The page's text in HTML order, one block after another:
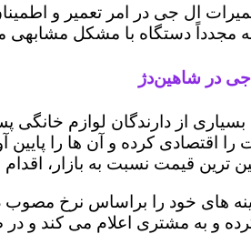
ال جی در امر تعمیر و
مجدداً دستگاه با مشکل
جی در شاهین‌دژ
بسیاری از دارندگان لوازم
اقتصادی کرده و آن ها را
ترین قیمت نسبت به بازار،
های خود را براساس نرخ مصوب
کرده و به مشتری اعلام می